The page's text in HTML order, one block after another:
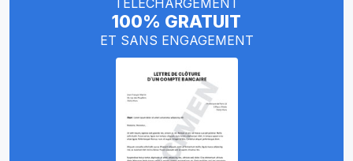
100% GRATUIT
ET SANS ENGAGEMENT